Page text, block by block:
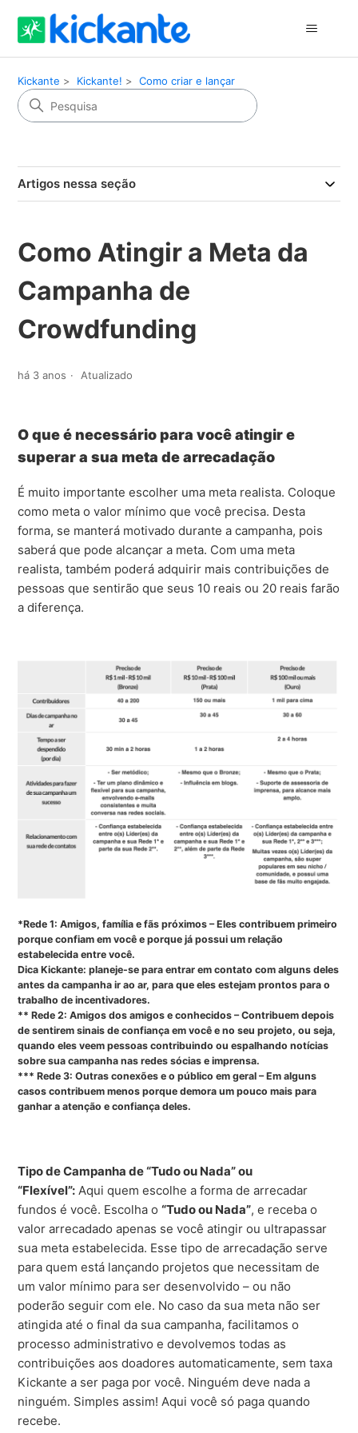
Kickante Kickante! Como criar e lançar
Artigos nessa seção
Como Atingir a Meta da
Campanha de
Crowdfunding
há 3 anos Atualizado
O que é necessário para você atingir e
superar a sua meta de arrecadação
É muito importante escolher uma meta realista. Coloque
como meta o valor mínimo que você precisa. Desta
forma, se manterá motivado durante a campanha, pois
saberá que pode alcançar a meta. Com uma meta
realista, também poderá adquirir mais contribuições de
pessoas que sentirão que seus 10 reais ou 20 reais farão
a diferença.
*Rede 1: Amigos, família e fãs próximos – Eles contribuem primeiro
porque confiam em você e porque já possui um relação
estabelecida entre você.
Dica Kickante: planeje-se para entrar em contato com alguns deles
antes da campanha ir ao ar, para que eles estejam prontos para o
trabalho de incentivadores.
** Rede 2: Amigos dos amigos e conhecidos – Contribuem depois
de sentirem sinais de confiança em você e no seu projeto, ou seja,
quando eles veem pessoas contribuindo ou espalhando notícias
sobre sua campanha nas redes sócias e imprensa.
*** Rede 3: Outras conexões e o público em geral – Em alguns
casos contribuem menos porque demora um pouco mais para
ganhar a atenção e confiança deles.
Tipo de Campanha de “Tudo ou Nada” ou
“Flexível”: Aqui quem escolhe a forma de arrecadar
fundos é você. Escolha o“Tudo ou Nada”, e receba o
valor arrecadado apenas se você atingir ou ultrapassar
sua meta estabelecida. Esse tipo de arrecadação serve
para quem está lançando projetos que necessitam de
um valor mínimo para ser desenvolvido – ou não
poderão seguir com ele. No caso da sua meta não ser
atingida até o final da sua campanha, facilitamos o
processo administrativo e devolvemos todas as
contribuições aos doadores automaticamente, sem taxa
Kickante a ser paga por você. Ninguém deve nada a
ninguém. Simples assim! Aqui você só paga quando
recebe.